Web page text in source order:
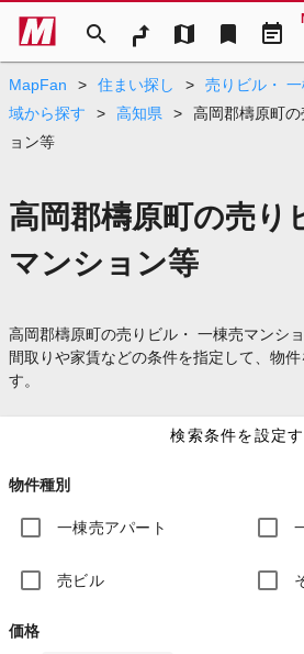
search map bookmark event_note
MapFan > 住まい探し > 売りビル・
域から探す
> 高知県 >
高岡郡檮原町
ョン等
高岡郡檮原町の売り
マンション等
高岡郡檮原町の売りビル・ 一棟売マンシ
間取りや家賃などの条件を指定して、物
す。
検索条件を設定
物件種別
一棟売アパート
売ビル
価格